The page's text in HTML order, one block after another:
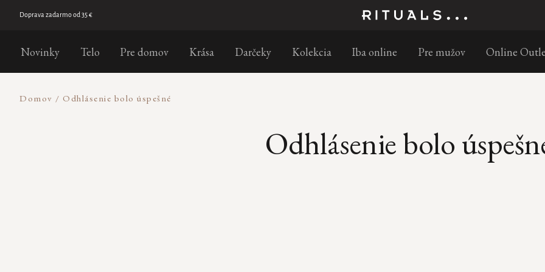
Doprava zadarmo od 35 € Objednajte do 11:00 – doručenie nasledujúci pracovný deň s GLS
Novinky Telo Pre domov Krása Darčeky Kolekcia Iba online Pre mužov Online
Domov / Odhlásenie bolo úspešné
Odhlásenie bolo